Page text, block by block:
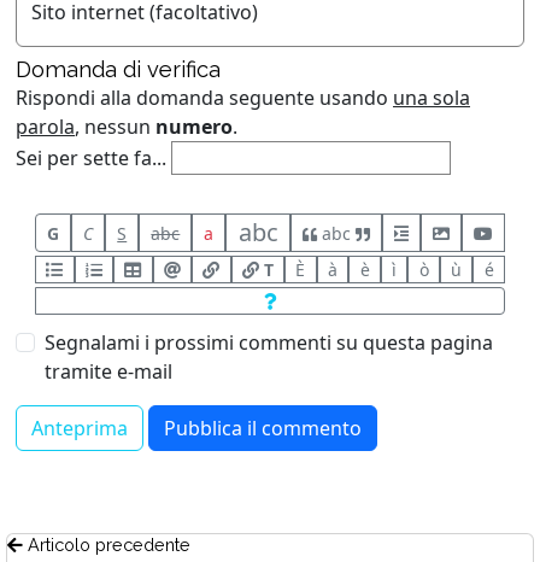
Sito internet (facoltativo)
Domanda di verifica
Rispondi alla domanda seguente usando una sola
parola, nessun numero.
Sei per sette fa...
G C S abc a abc
abc
T
È à è ì ò ù é
Segnalami i prossimi commenti su questa pagina
tramite e-mail
Articolo precedente